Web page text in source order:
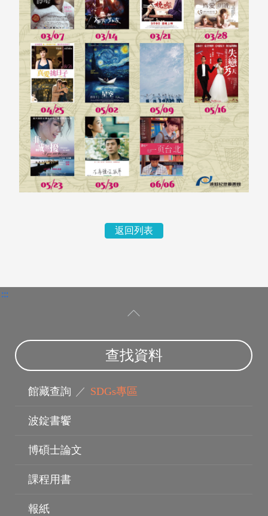
指導教授
電子資料庫
返回列表
:::
查找資料
館藏查詢 ／ SDGs專區
波錠書饗
博碩士論文
課程用書
報紙